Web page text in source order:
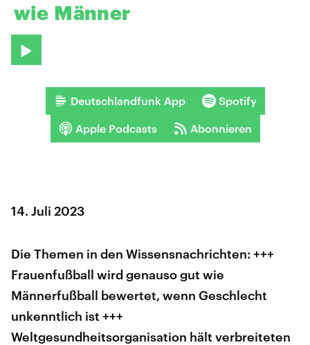
wie Männer
Deutschlandfunk App Spotify
Apple Podcasts Abonnieren
14. Juli 2023
Die Themen in den Wissensnachrichten: +++
Frauenfußball wird genauso gut wie
Männerfußball bewertet, wenn Geschlecht
unkenntlich ist +++
Weltgesundheitsorganisation hält verbreiteten